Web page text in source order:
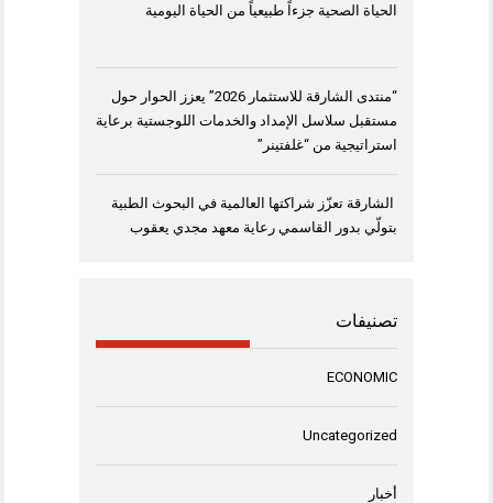
الحياة الصحية جزءاً طبيعياً من الحياة اليومية
“منتدى الشارقة للاستثمار 2026” يعزز الحوار حول
مستقبل سلاسل الإمداد والخدمات اللوجستية برعاية
استراتيجية من “غلفتينر”
الشارقة تعزّز شراكتها العالمية في البحوث الطبية
بتولّي بدور القاسمي رعاية معهد مجدي يعقوب
تصنيفات
ECONOMIC
Uncategorized
أخبار